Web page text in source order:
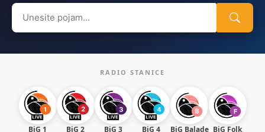
Search
for:
RADIO STANICE
BiG 1 BiG 2 BiG 3 BiG 4 BiG Balade BiG Folk